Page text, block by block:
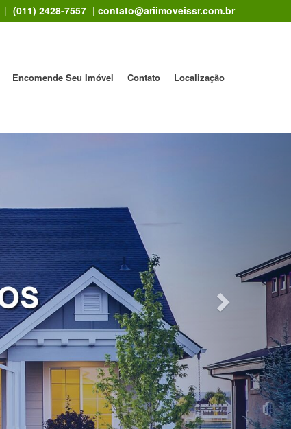
| (011) 2428-7557 | contato@ariimoveissr.com.br
Encomende Seu Imóvel Contato Localização